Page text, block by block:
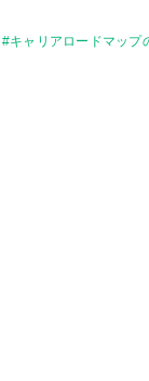
キャリアロードマップ